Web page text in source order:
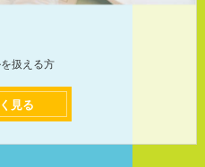
扱える方
見る